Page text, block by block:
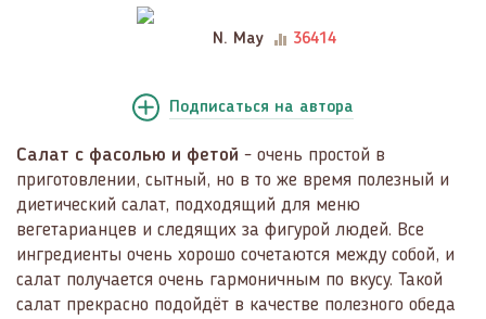
N. May 36414
Подписаться на автора
Салат с фасолью и фетой - очень простой в
приготовлении, сытный, но в то же время полезный и
диетический салат, подходящий для меню
вегетарианцев и следящих за фигурой людей. Все
ингредиенты очень хорошо сочетаются между собой, и
салат получается очень гармоничным по вкусу. Такой
салат прекрасно подойдёт в качестве полезного обеда